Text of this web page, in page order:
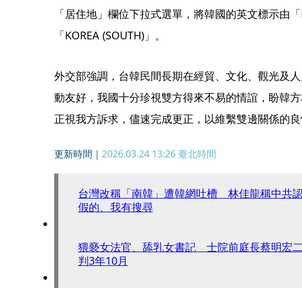
「居住地」欄位下拉式選單，將韓國的英文標示由
「KOREA (SOUTH)」。
外交部強調，台韓民間長期在經貿、文化、觀光及
動友好，我國十分珍視雙方得來不易的情誼，盼韓
正視我方訴求，儘速完成更正，以維繫雙邊關係的良
更新時間｜ 2026.03.24 13:26臺北時間
台灣改稱「南韓」遭韓網吐槽 林佳龍稱中共
假的、我有搜尋
猥褻女法官、舔乳女書記 士院前庭長蔡明宏
判3年10月